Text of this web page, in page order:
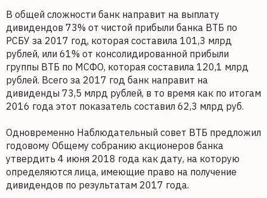
В общей сложности банк направит на выплату
дивидендов 73% от чистой прибыли банка ВТБ по
РСБУ за 2017 год, которая составила 101,3 млрд
рублей, или 61% от консолидированной прибыли
группы ВТБ по МСФО, которая составила 120,1 млрд
рублей. Всего за 2017 год банк направит на
дивиденды 73,5 млрд рублей, в то время как по итогам
2016 года этот показатель составил 62,3 млрд руб.
Одновременно Наблюдательный совет ВТБ предложил
годовому Общему собранию акционеров банка
утвердить 4 июня 2018 года как дату, на которую
определяются лица, имеющие право на получение
дивидендов по результатам 2017 года.